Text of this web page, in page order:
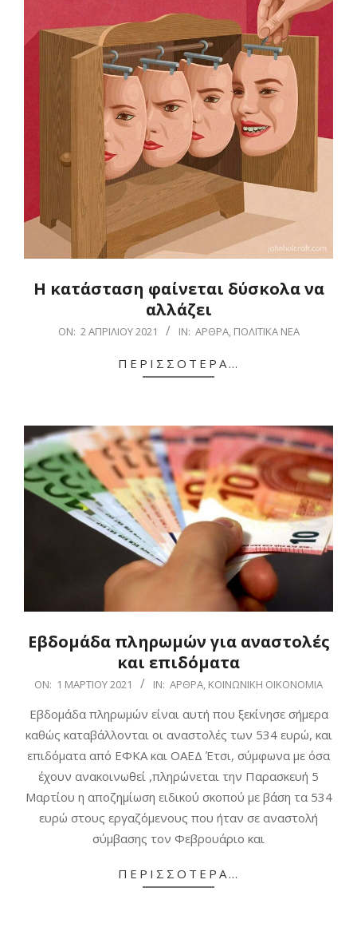
Η κατάσταση φαίνεται δύσκολα να
αλλάζει
ON: 2 ΑΠΡΙΛΊΟΥ 2021 IN: ΆΡΘΡΑ, ΠΟΛΙΤΙΚΆ ΝΈΑ
ΠΕΡΙΣΣΌΤΕΡΑ…
Εβδομάδα πληρωμών για αναστολές
και επιδόματα
2021-
01
ON: 1 ΜΑΡΤΊΟΥ 2021 IN: ΆΡΘΡΑ, ΚΟΙΝΩΝΙΚΉ ΟΙΚΟΝΟΜΊΑ
Εβδομάδα πληρωμών είναι αυτή που ξεκίνησε σήμερα
καθώς καταβάλλονται οι αναστολές των 534 ευρώ, και
επιδόματα από ΕΦΚΑ και ΟΑΕΔ Έτσι, σύμφωνα με όσα
έχουν ανακοινωθεί ,πληρώνεται την Παρασκευή 5
Μαρτίου η αποζημίωση ειδικού σκοπού με βάση τα 534
ευρώ στους εργαζόμενους που ήταν σε αναστολή
σύμβασης τον Φεβρουάριο και
ΠΕΡΙΣΣΌΤΕΡΑ…